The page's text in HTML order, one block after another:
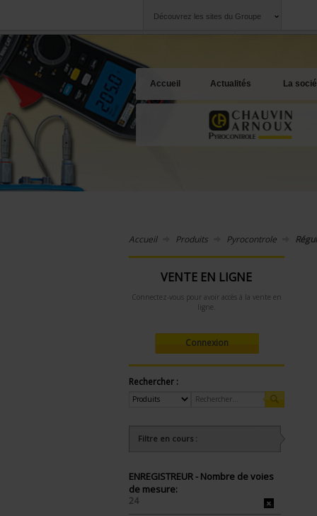
Découvrez les sites du Groupe
Accueil Actualités La
Accueil Produits Pyrocontrole
VENTE EN LIGNE
Connectez-vous pour avoir accès à la vente en
ligne.
Connexion
Rechercher :
Filtre en cours :
ENREGISTREUR - Nombre de voies
de mesure:
24